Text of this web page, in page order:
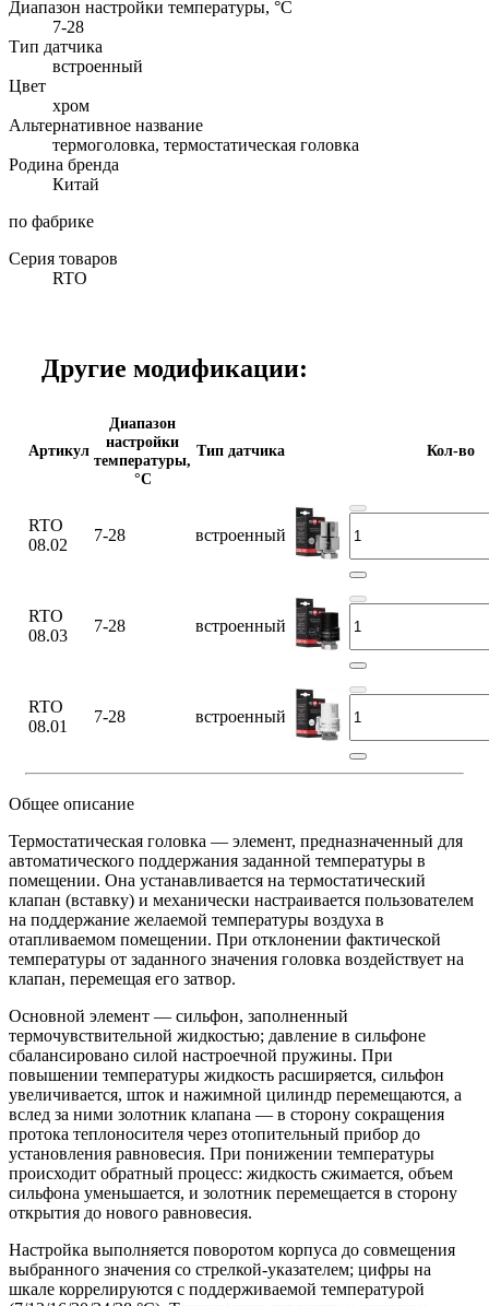
Диапазон настройки температуры, °С
7-28
Тип датчика
встроенный
Цвет
хром
Альтернативное название
термоголовка, термостатическая головка
Родина бренда
Китай
по фабрике
Серия товаров
RTO
Другие модификации:
Артикул
Диапазон
настройки
температуры,
°С
Тип датчика Кол-во
RTO
08.02
7-28 встроенный
RTO
08.03
7-28 встроенный
RTO
08.01
7-28 встроенный
Общее описание
Термостатическая головка — элемент, предназначенный для
автоматического поддержания заданной температуры в
помещении. Она устанавливается на термостатический
клапан (вставку) и механически настраивается пользователем
на поддержание желаемой температуры воздуха в
отапливаемом помещении. При отклонении фактической
температуры от заданного значения головка воздействует на
клапан, перемещая его затвор.
Основной элемент — сильфон, заполненный
термочувствительной жидкостью; давление в сильфоне
сбалансировано силой настроечной пружины. При
повышении температуры жидкость расширяется, сильфон
увеличивается, шток и нажимной цилиндр перемещаются, а
вслед за ними золотник клапана — в сторону сокращения
протока теплоносителя через отопительный прибор до
установления равновесия. При понижении температуры
происходит обратный процесс: жидкость сжимается, объем
сильфона уменьшается, и золотник перемещается в сторону
открытия до нового равновесия.
Настройка выполняется поворотом корпуса до совмещения
выбранного значения со стрелкой-указателем; цифры на
шкале коррелируются с поддерживаемой температурой